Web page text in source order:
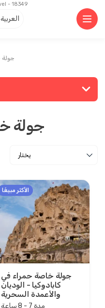
- 18349
العربية
جولة
3465 EUR +
جولة
الأكثر مبيعًا
جولة خاصة حمراء في
كابادوكيا - الوديان
والأعمدة السحرية
مدة 7 - 8 ساعة